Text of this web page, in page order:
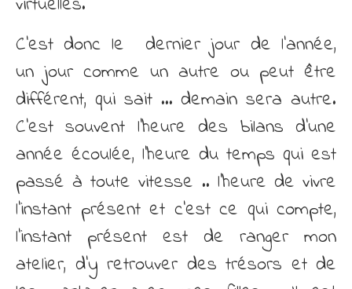
C’est donc le dernier jour de l’année,
un jour comme un autre ou peut être
différent, qui sait … demain sera autre.
C’est souvent l’heure des bilans d’une
année écoulée, l’heure du temps qui est
passé à toute vitesse .. l’heure de vivre
l’instant présent et c’est ce qui compte,
l’instant présent est de ranger mon
atelier, d’y retrouver des trésors et de